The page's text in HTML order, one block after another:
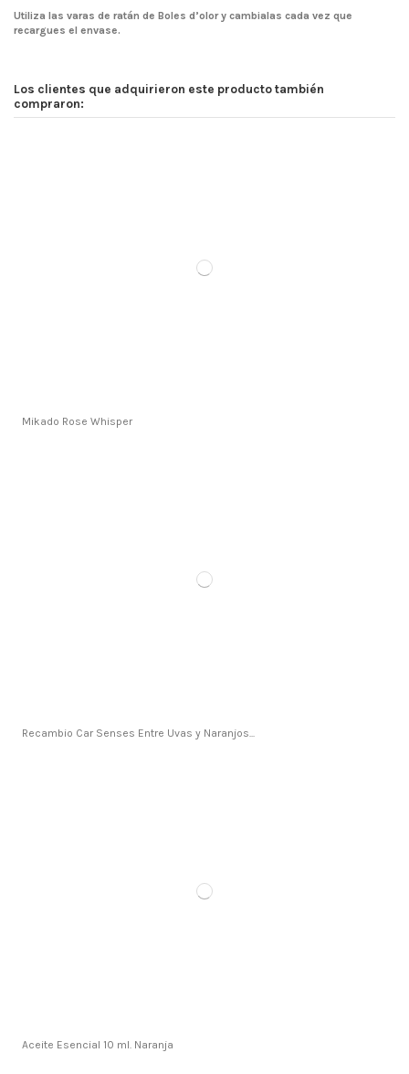
Utiliza las varas de ratán de Boles d’olor y cambialas cada vez que
recargues el envase.
Los clientes que adquirieron este producto también
compraron:
Mikado Rose Whisper
Recambio Car Senses Entre Uvas y Naranjos...
Aceite Esencial 10 ml. Naranja